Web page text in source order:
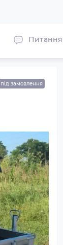
Питання
під замовлення